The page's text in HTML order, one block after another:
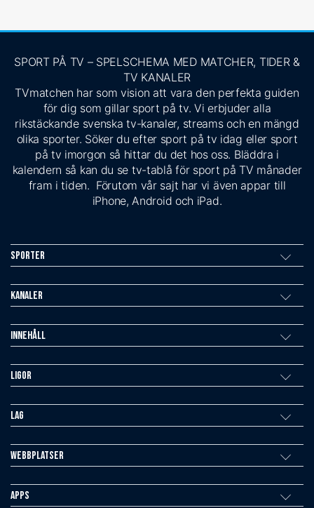
SPORT PÅ TV – SPELSCHEMA MED MATCHER, TIDER &
TV KANALER
TVmatchen har som vision att vara den perfekta guiden
för dig som gillar sport på tv. Vi erbjuder alla
rikstäckande svenska tv-kanaler, streams och en mängd
olika sporter. Söker du efter sport på tv idag eller sport
på tv imorgon så hittar du det hos oss. Bläddra i
kalendern så kan du se tv-tablå för sport på TV månader
fram i tiden. Förutom vår sajt har vi även appar till
iPhone, Android och iPad.
Sporter
Kanaler
Innehåll
Ligor
Lag
Webbplatser
Apps